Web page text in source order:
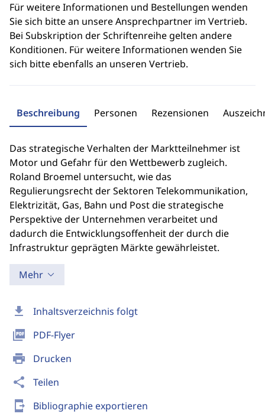
download Inhaltsverzeichnis folgt
picture_as_pdf PDF-Flyer
print Drucken
share Teilen
send_to_mobile Bibliographie exportieren
Für weitere Informationen und Bestellungen wenden
Sie sich bitte an unsere Ansprechpartner im Vertrieb.
Bei Subskription der Schriftenreihe gelten andere
Konditionen. Für weitere Informationen wenden Sie
sich bitte ebenfalls an unseren Vertrieb.
Beschreibung Personen Rezensionen
Das strategische Verhalten der Marktteilnehmer ist
Motor und Gefahr für den Wettbewerb zugleich.
Roland Broemel untersucht, wie das
Regulierungsrecht der Sektoren Telekommunikation,
Elektrizität, Gas, Bahn und Post die strategische
Perspektive der Unternehmen verarbeitet und
dadurch die Entwicklungsoffenheit der durch die
Infrastruktur geprägten Märkte gewährleistet.
Mehr